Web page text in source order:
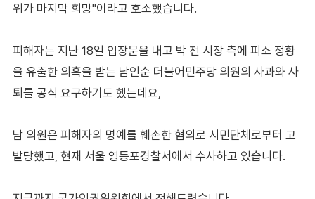
위가 마지막 희망"이라고 호소했습니다.
피해자는 지난 18일 입장문을 내고 박 전 시장 측에 피소 정황
을 유출한 의혹을 받는 남인순 더불어민주당 의원의 사과와 사
퇴를 공식 요구하기도 했는데요,
남 의원은 피해자의 명예를 훼손한 혐의로 시민단체로부터 고
발당했고, 현재 서울 영등포경찰서에서 수사하고 있습니다.